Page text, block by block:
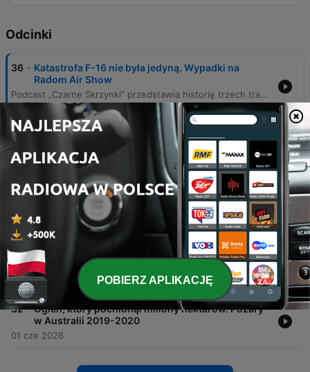
Odcinki
36 - Katastrofa F-16 nie była jedyną. Wypadki na
Radom Air Show
Podcast „Czarne Skrzynki” przedstawia historię trzech tragicznych katastrof lotniczych, które miały miejsce podczas pokazów lotniczych Radom Airshow. Narracja prowadzi słuchacza przez wydarzenia z lat 2007, 2009 oraz 2025, analizując okoliczności wypadków, w których zginęli piloci oraz skutki tych tragedii dla bezpieczeństwa lotnictwa. Autor przybliża szczegóły zderzenia samolotów grupy Żelazny, upadku białoruskiego Su-27 oraz najnowszego wypadku myśliwca F-16 podczas treningu. Odcinek porusza kwestie błędów ludzkich, usterek technicznych oraz debaty publicznej dotyczącej ryzyka związanłego z organizacją tak widowiskowych, ale niebezpiecznych wydarzeń.
30 cze 2026
35 - Dzień, w którym zatrzymało się londyńskie metro.
Koszmar pod sceną. Tragedia na koncercie
Travisa Scotta
16 cze 2026
33 - Tragiczny wypadek nie przerwał wyścigu. Le
Mans 1955
08 cze 2026
32 - Ogień, który pochłonął miliony hektarów. Pożary
w Australii 2019-2020
01 cze 2026
POBIERZ APLIKACJĘ